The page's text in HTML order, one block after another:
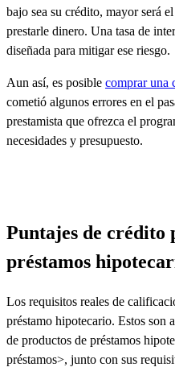
bajo sea su crédito, mayor será
prestarle dinero. Una tasa de
diseñada para mitigar ese riesgo.
Aun así, es posible comprar una
cometió algunos errores en el
prestamista que ofrezca el
necesidades y presupuesto.
Puntajes de crédito
préstamos
Los requisitos reales de
préstamo hipotecario. Estos son
de productos de préstamos
préstamos>, junto con sus